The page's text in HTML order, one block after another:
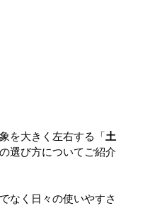
を大きく左右する「 土
選び方についてご紹介
なく日々の使いやすさ